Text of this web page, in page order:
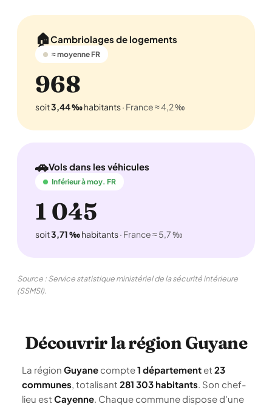
🏠Cambriolages de logements
≈ moyenne FR
968
soit3,44 ‰habitants· France ≈ 4,2 ‰
🚗Vols dans les véhicules
Inférieur à moy. FR
1 045
soit3,71 ‰habitants· France ≈ 5,7 ‰
Source : Service statistique ministériel de la sécurité intérieure
(SSMSI).
Découvrir la région Guyane
La région Guyane compte1 département et 23
communes, totalisant 281 303 habitants. Son chef-
lieu est Cayenne. Chaque commune dispose d'une